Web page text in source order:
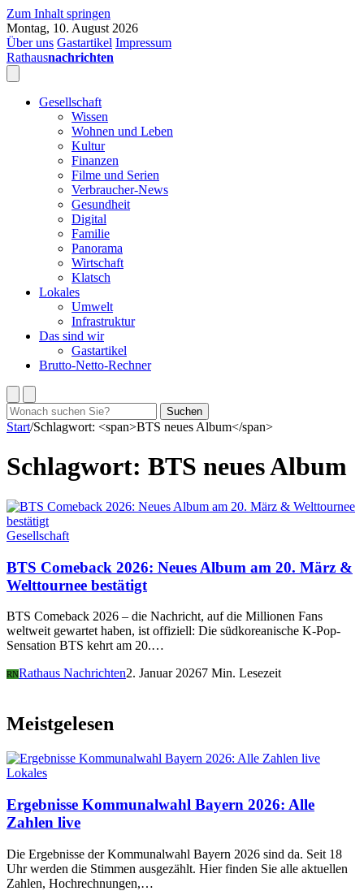
Zum Inhalt springen
Montag, 10. August 2026
Über uns Gastartikel Impressum
Rathausnachrichten
Gesellschaft
Wissen
Wohnen und Leben
Kultur
Finanzen
Filme und Serien
Verbraucher-News
Gesundheit
Digital
Familie
Panorama
Wirtschaft
Klatsch
Lokales
Umwelt
Infrastruktur
Das sind wir
Gastartikel
Brutto-Netto-Rechner
Suchen
nach:
Suchen
Start/Schlagwort: <span>BTS neues Album</span>
Schlagwort: BTS neues Album
Gesellschaft
BTS Comeback 2026: Neues Album am 20. März &
Welttournee bestätigt
BTS Comeback 2026 – die Nachricht, auf die Millionen Fans
weltweit gewartet haben, ist offiziell: Die südkoreanische K-Pop-
Sensation BTS kehrt am 20.…
RNRathaus Nachrichten2. Januar 20267 Min. Lesezeit
Meistgelesen
Lokales
Ergebnisse Kommunalwahl Bayern 2026: Alle
Zahlen live
Die Ergebnisse der Kommunalwahl Bayern 2026 sind da. Seit 18
Uhr werden die Stimmen ausgezählt. Hier finden Sie alle aktuellen
Zahlen, Hochrechnungen,…